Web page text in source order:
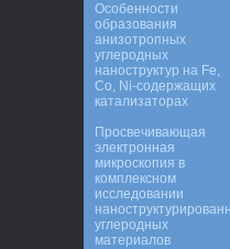
Особенности
образования
анизотропных
углеродных
наноструктур на Fe,
Co, Ni-содержащих
катализаторах
Просвечивающая
электронная
микроскопия в
комплексном
исследовании
углеродных
материалов